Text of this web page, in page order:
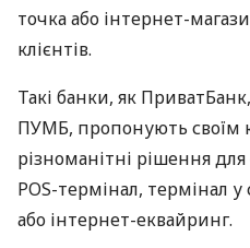
точка або інтернет-
клієнтів.
Такі банки, як ПриватБанк,
ПУМБ, пропонують своїм
різноманітні рішення для
POS-термінал, термінал
або інтернет-еквайринг.